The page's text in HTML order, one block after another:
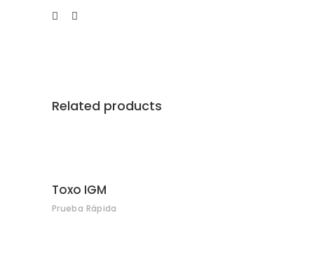
Related products
Toxo IGM
Prueba Rápida